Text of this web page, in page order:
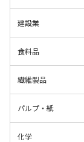
建設業
食料品
繊維製品
パルプ・紙
化学